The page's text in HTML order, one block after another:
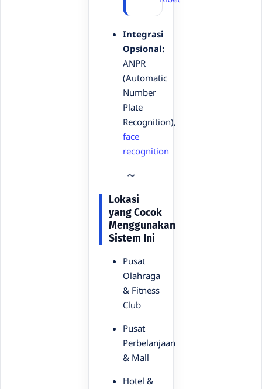
Integrasi
Opsional:
ANPR
(Automatic
Number
Plate
Recognition),
face
recognition
Lokasi
yang Cocok
Menggunakan
Sistem Ini
Pusat
Olahraga
& Fitness
Club
Pusat
Perbelanjaan
& Mall
Hotel &